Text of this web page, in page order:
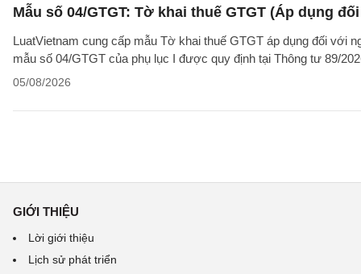
Mẫu số 04/GTGT: Tờ khai thuế GTGT (Áp dụng
LuatVietnam cung cấp mẫu Tờ khai thuế GTGT áp dụng đối với
mẫu số 04/GTGT của phụ lục I được quy định tại Thông tư 89/
05/08/2026
GIỚI THIỆU
Lời giới thiệu
Lịch sử phát triển